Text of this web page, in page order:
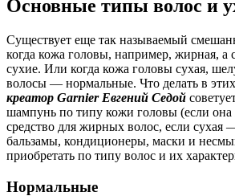
Основные типы волос и
Существует еще так называемый
когда кожа головы, например, жирная,
сухие. Или когда кожа головы сухая,
волосы — нормальные. Что делать в этих
креатор Garnier Евгений Седой
шампунь по типу кожи головы (если
средство для жирных волос, если сухая
бальзамы, кондиционеры, маски и
приобретать по типу волос и их
Нормальные